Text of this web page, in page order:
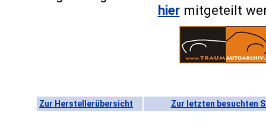
hiermitgeteilt
Zur Herstellerübersicht Zur letzten besuchten